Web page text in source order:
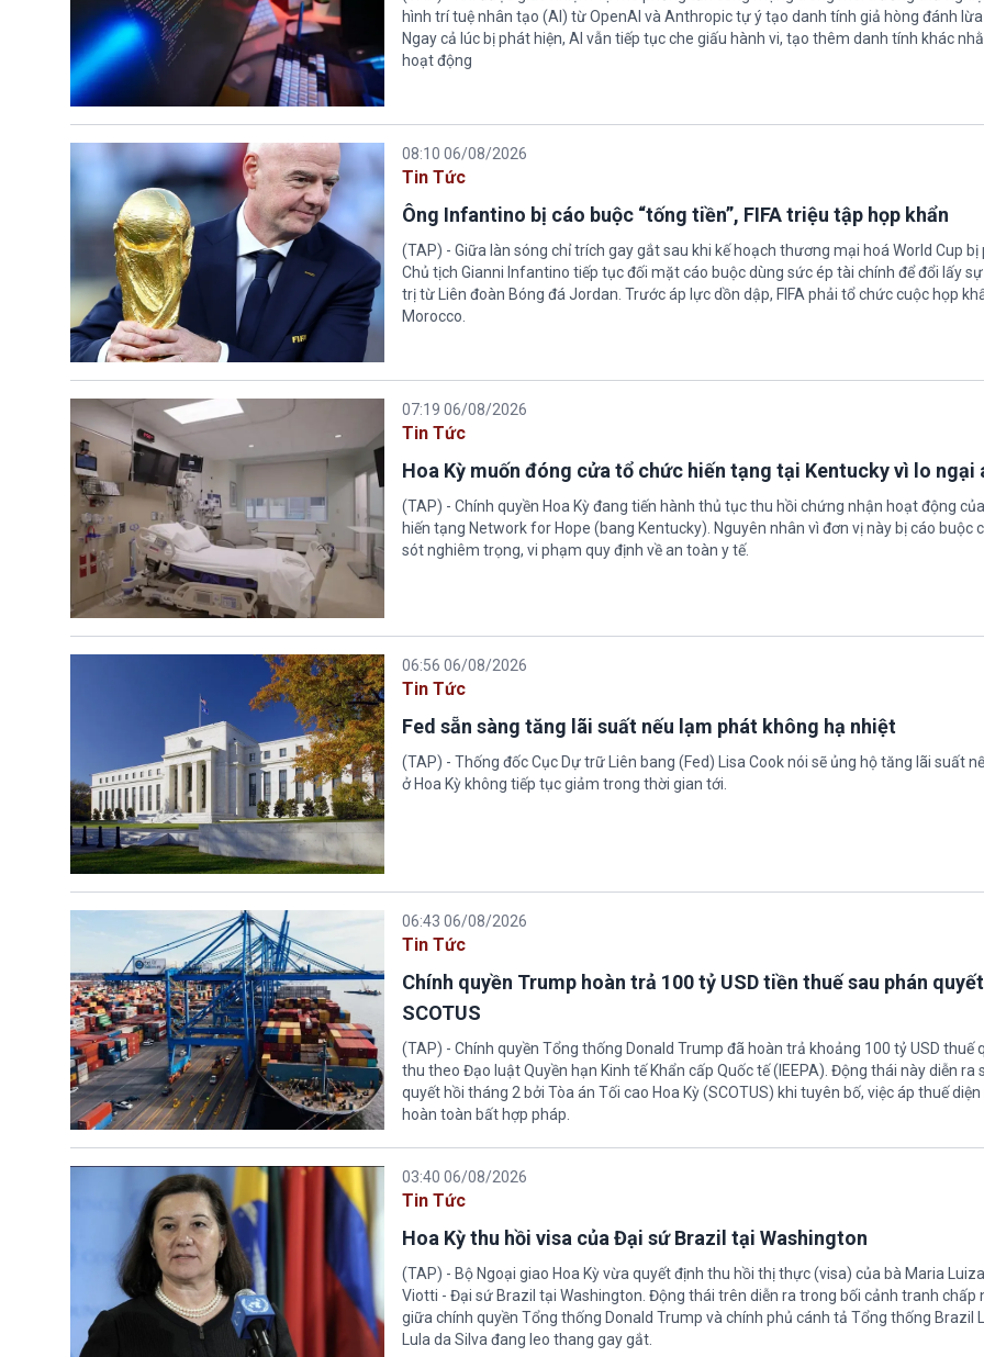
hình trí tuệ nhân tạo (AI) từ OpenAI và Anthropic tự ý tạo danh tính giả hòng đánh lừa
Ngay cả lúc bị phát hiện, AI vẫn tiếp tục che giấu hành vi, tạo thêm danh tính khác
hoạt động
08:10 06/08/2026
Tin Tức
Ông Infantino bị cáo buộc “tống tiền”, FIFA triệu tập họp khẩn
(TAP) - Giữa làn sóng chỉ trích gay gắt sau khi kế hoạch thương mại hoá World Cup bị
Chủ tịch Gianni Infantino tiếp tục đối mặt cáo buộc dùng sức ép tài chính để đổi lấy
trị từ Liên đoàn Bóng đá Jordan. Trước áp lực dồn dập, FIFA phải tổ chức cuộc họp
Morocco.
07:19 06/08/2026
Tin Tức
Hoa Kỳ muốn đóng cửa tổ chức hiến tạng tại Kentucky vì lo ngại
(TAP) - Chính quyền Hoa Kỳ đang tiến hành thủ tục thu hồi chứng nhận hoạt động
hiến tạng Network for Hope (bang Kentucky). Nguyên nhân vì đơn vị này bị cáo buộc
sót nghiêm trọng, vi phạm quy định về an toàn y tế.
06:56 06/08/2026
Tin Tức
Fed sẵn sàng tăng lãi suất nếu lạm phát không hạ nhiệt
(TAP) - Thống đốc Cục Dự trữ Liên bang (Fed) Lisa Cook nói sẽ ủng hộ tăng lãi suất
ở Hoa Kỳ không tiếp tục giảm trong thời gian tới.
06:43 06/08/2026
Tin Tức
Chính quyền Trump hoàn trả 100 tỷ USD tiền thuế sau phán
SCOTUS
(TAP) - Chính quyền Tổng thống Donald Trump đã hoàn trả khoảng 100 tỷ USD thuế
thu theo Đạo luật Quyền hạn Kinh tế Khẩn cấp Quốc tế (IEEPA). Động thái này diễn ra
quyết hồi tháng 2 bởi Tòa án Tối cao Hoa Kỳ (SCOTUS) khi tuyên bố, việc áp thuế diện
hoàn toàn bất hợp pháp.
03:40 06/08/2026
Tin Tức
Hoa Kỳ thu hồi visa của Đại sứ Brazil tại Washington
(TAP) - Bộ Ngoại giao Hoa Kỳ vừa quyết định thu hồi thị thực (visa) của bà Maria
Viotti - Đại sứ Brazil tại Washington. Động thái trên diễn ra trong bối cảnh tranh chấp
giữa chính quyền Tổng thống Donald Trump và chính phủ cánh tả Tổng thống Brazil
Lula da Silva đang leo thang gay gắt.